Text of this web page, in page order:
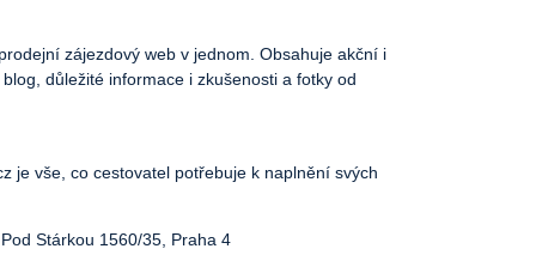
zájezdový web v jednom. Obsahuje akční i
důležité informace i zkušenosti a fotky od
je vše, co cestovatel potřebuje k naplnění svých
Stárkou 1560/35, Praha 4